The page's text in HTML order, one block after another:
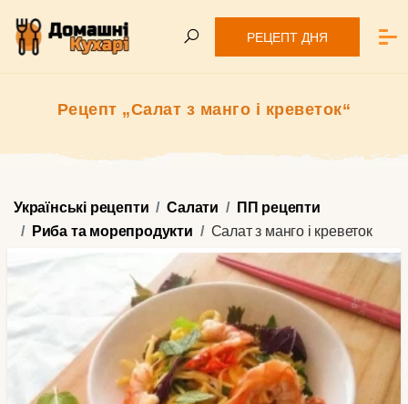
РЕЦЕПТ ДНЯ
Рецепт „Салат з манго і креветок“
Українські рецепти Салати
ПП рецепти
Риба та морепродукти
Салат з манго і креветок